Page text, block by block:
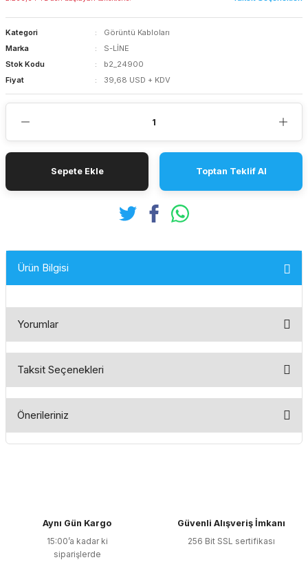
Kategori
Görüntü Kabloları
Marka
S-LİNE
Stok Kodu
b2_24900
Fiyat
39,68 USD + KDV
Sepete Ekle Toptan Teklif Al
Ürün Bilgisi
Yorumlar
Taksit Seçenekleri
Önerileriniz
Ürün resmi kalitesiz, bozuk veya görüntülenemiyor.
Ürün açıklamasında eksik bilgiler bulunuyor.
Ürün bilgilerinde hatalar bulunuyor.
Aynı Gün Kargo
15:00’a kadar ki
siparişlerde
Güvenli Alışveriş İmkanı
256 Bit SSL sertifikası